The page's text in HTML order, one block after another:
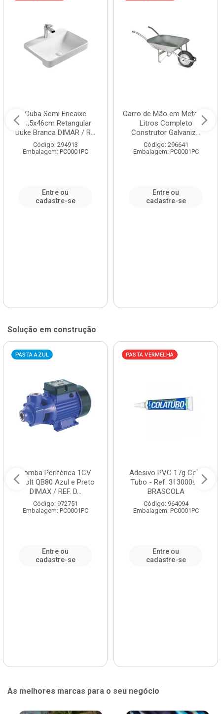
Cuba Semi Encaixe
58,5x46cm Retangular
Duke Branca DIMAR / R...
Código: 294913
Embalagem: PC0001PC
Entre ou
cadastre-se
Carro de Mão em Metal 60
Litros Completo
Construtor Galvaniz...
Código: 296641
Embalagem: PC0001PC
Entre ou
cadastre-se
Solução em construção
PASTA AZUL
Bomba Periférica 1CV
Bivolt QB80 Azul e Preto
DIMAX / REF. D...
Código: 972751
Embalagem: PC0001PC
Entre ou
cadastre-se
PASTA VERMELHA
Adesivo PVC 17g Cola
Tubo - Ref. 3130009 -
BRASCOLA
Código: 964094
Embalagem: PC0001PC
Entre ou
cadastre-se
As melhores marcas para o seu negócio